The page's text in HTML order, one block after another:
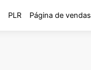
PLR Página de vendas